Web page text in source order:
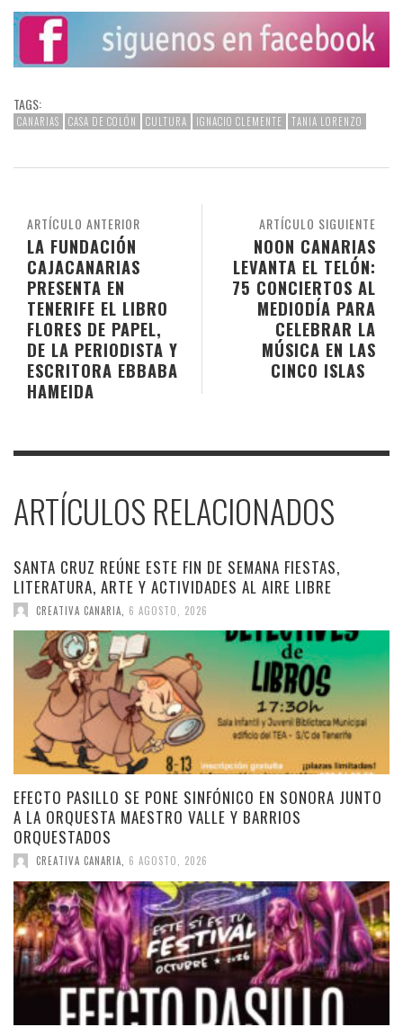
TAGS:
CANARIAS CASA DE COLÓN CULTURA IGNACIO CLEMENTE TANIA LORENZO
ARTÍCULO SIGUIENTE
NOON CANARIAS
LEVANTA EL TELÓN:
75 CONCIERTOS AL
MEDIODÍA PARA
CELEBRAR LA
MÚSICA EN LAS
CINCO ISLAS
ARTÍCULO ANTERIOR
LA FUNDACIÓN
CAJACANARIAS
PRESENTA EN
TENERIFE EL LIBRO
FLORES DE PAPEL,
DE LA PERIODISTA Y
ESCRITORA EBBABA
HAMEIDA
ARTÍCULOS RELACIONADOS
SANTA CRUZ REÚNE ESTE FIN DE SEMANA FIESTAS,
LITERATURA, ARTE Y ACTIVIDADES AL AIRE LIBRE
CREATIVA CANARIA 6 AGOSTO, 2026
EFECTO PASILLO SE PONE SINFÓNICO EN SONORA JUNTO
A LA ORQUESTA MAESTRO VALLE Y BARRIOS
ORQUESTADOS
CREATIVA CANARIA, 6 AGOSTO, 2026